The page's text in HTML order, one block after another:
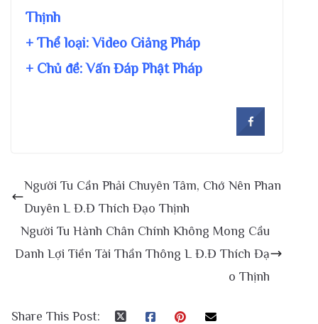
Thịnh
+ Thể loại: Video Giảng Pháp
+ Chủ đề:Vấn Đáp Phật Pháp
Người Tu Cần Phải Chuyên Tâm, Chớ Nên Phan
Duyên L Đ.Đ Thích Đạo Thịnh
Người Tu Hành Chân Chính Không Mong Cầu
Danh Lợi Tiền Tài Thần Thông L Đ.Đ Thích Đạ
o Thịnh
Share This Post: